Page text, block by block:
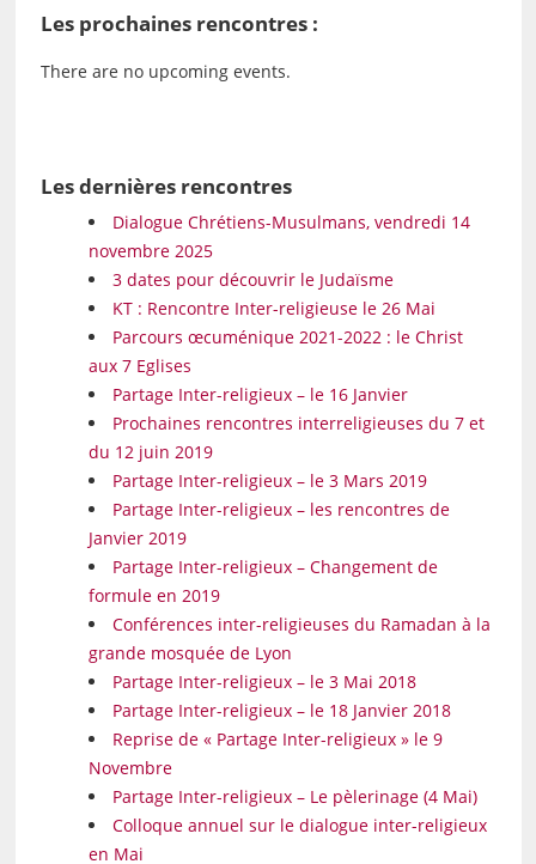
Les prochaines rencontres :
There are no upcoming events.
Les dernières rencontres
Dialogue Chrétiens-Musulmans, vendredi 14
novembre 2025
3 dates pour découvrir le Judaïsme
KT : Rencontre Inter-religieuse le 26 Mai
Parcours œcuménique 2021-2022 : le Christ
aux 7 Eglises
Partage Inter-religieux – le 16 Janvier
Prochaines rencontres interreligieuses du 7 et
du 12 juin 2019
Partage Inter-religieux – le 3 Mars 2019
Partage Inter-religieux – les rencontres de
Janvier 2019
Partage Inter-religieux – Changement de
formule en 2019
Conférences inter-religieuses du Ramadan à la
grande mosquée de Lyon
Partage Inter-religieux – le 3 Mai 2018
Partage Inter-religieux – le 18 Janvier 2018
Reprise de « Partage Inter-religieux » le 9
Novembre
Partage Inter-religieux – Le pèlerinage (4 Mai)
Colloque annuel sur le dialogue inter-religieux
en Mai